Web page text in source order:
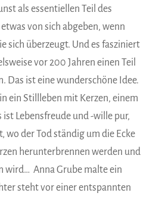
als essentiellen Teil des
von sich abgeben, wenn
sich überzeugt. Und es fasziniert
vor 200 Jahren einen Teil
Das ist eine wunderschöne Idee.
ein Stillleben mit Kerzen, einem
Lebensfreude und -wille pur,
wo der Tod ständig um die Ecke
herunterbrennen werden und
wird… Anna Grube malte ein
steht vor einer entspannten